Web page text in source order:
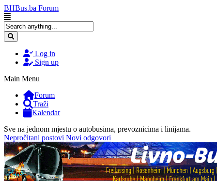
BHBus.ba Forum
Log in
Sign up
Main Menu
Forum
Traži
Kalendar
Sve na jednom mjestu o autobusima, prevoznicima i linijama.
Nepročitani postovi Novi odgovori